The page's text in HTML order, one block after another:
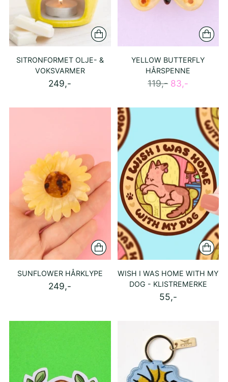
SITRONFORMET OLJE- &
VOKSVARMER
249,-
YELLOW BUTTERFLY
HÅRSPENNE
Ordinær
119,- 83,-
SUNFLOWER HÅRKLYPE
249,-
WISH I WAS HOME WITH MY
DOG - KLISTREMERKE
55,-